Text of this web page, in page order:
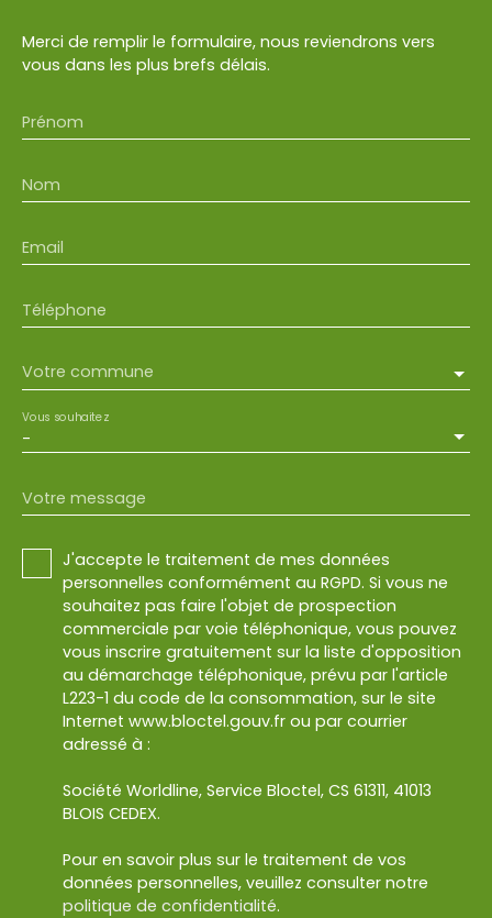
Merci de remplir le formulaire, nous reviendrons vers
vous dans les plus brefs délais.
Prénom
Nom
Email
Téléphone
Votre commune
-
Vous souhaitez
Votre message
J'accepte le traitement de mes données
personnelles conformément au RGPD. Si vous ne
souhaitez pas faire l'objet de prospection
commerciale par voie téléphonique, vous pouvez
vous inscrire gratuitement sur la liste d'opposition
au démarchage téléphonique, prévu par l'article
L223-1 du code de la consommation, sur le site
Internet www.bloctel.gouv.fr ou par courrier
adressé à :
Société Worldline, Service Bloctel, CS 61311, 41013
BLOIS CEDEX.
Pour en savoir plus sur le traitement de vos
données personnelles, veuillez consulter notre
politique de confidentialité.